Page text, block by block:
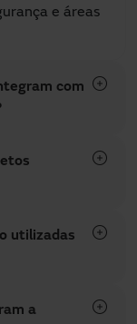
e áreas
com
utilizadas
a